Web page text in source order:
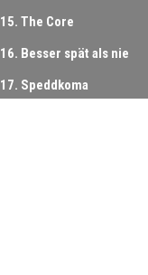
15. The Core
16. Besser spät als nie
17. Speddkoma